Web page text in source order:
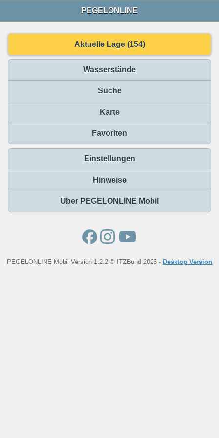
PEGELONLINE
Aktuelle Lage (154)
Wasserstände
Suche
Karte
Favoriten
Einstellungen
Hinweise
Über PEGELONLINE Mobil
PEGELONLINE Mobil Version 1.2.2 © ITZBund 2026 - Desktop Version